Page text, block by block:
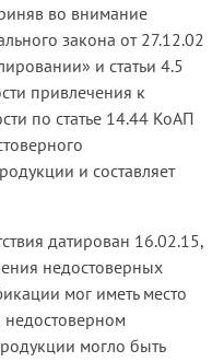
во внимание
закона от 27.12.02
и статьи 4.5
привлечения к
по статье 14.44 КоАП
и составляет
датирован 16.02.15,
недостоверных
мог иметь место
могло быть